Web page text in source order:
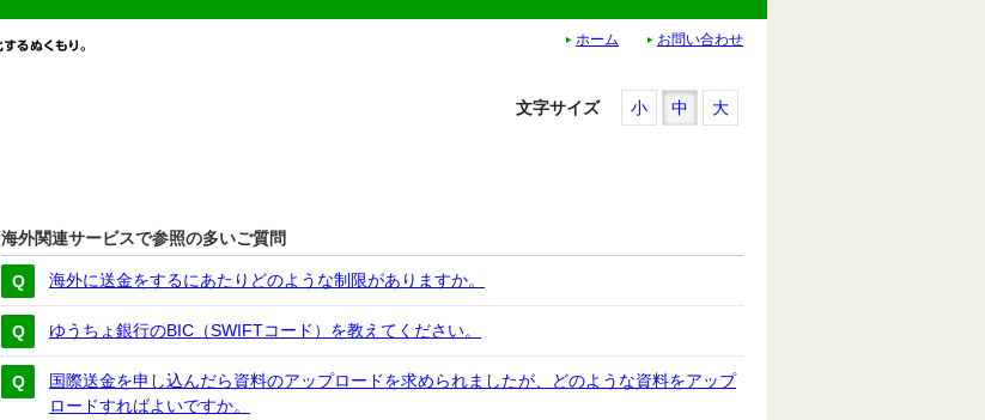
ホーム お問い合わせ
文字サイズ 小 中 大
海外関連サービスで参照の多いご質問
海外に送金をするにあたりどのような制限がありますか。
ゆうちょ銀行のBIC（SWIFTコード）を教えてください。
国際送金を申し込んだら資料のアップロードを求められましたが、どのような資料をアップ
ロードすればよいですか。